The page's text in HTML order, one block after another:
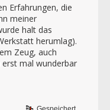
Erfahrungen, die
meiner
halt das
herumlag).
Zeug, auch
mal wunderbar